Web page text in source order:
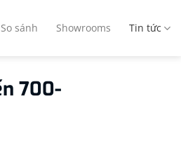
So sánh Showrooms Tin tức
700-